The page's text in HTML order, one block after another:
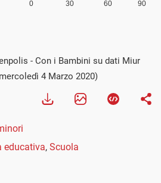
- Con i Bambini su dati Miur
4 Marzo 2020)
educativa, Scuola